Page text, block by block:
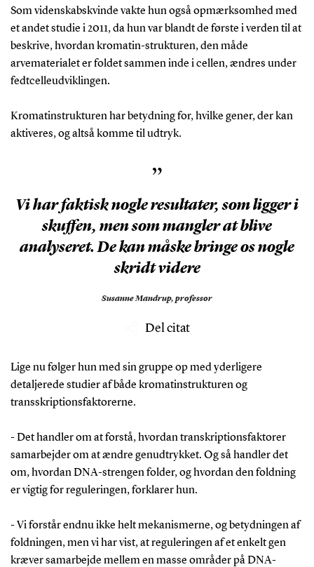
Som videnskabskvinde vakte hun også opmærksomhed med
et andet studie i 2011, da hun var blandt de første i verden til at
beskrive, hvordan kromatin-strukturen, den måde
arvematerialet er foldet sammen inde i cellen, ændres under
fedtcelleudviklingen.
Kromatinstrukturen har betydning for, hvilke gener, der kan
aktiveres, og altså komme til udtryk.
”
Vi har faktisk nogle resultater, som ligger i
skuffen, men som mangler at blive
analyseret. De kan måske bringe os nogle
skridt videre
Susanne Mandrup, professor
Del citat
Lige nu følger hun med sin gruppe op med yderligere
detaljerede studier af både kromatinstrukturen og
transskriptionsfaktorerne.
- Det handler om at forstå, hvordan transkriptionsfaktorer
samarbejder om at ændre genudtrykket. Og så handler det
om, hvordan DNA-strengen folder, og hvordan den foldning
er vigtig for reguleringen, forklarer hun.
- Vi forstår endnu ikke helt mekanismerne, og betydningen af
foldningen, men vi har vist, at reguleringen af et enkelt gen
kræver samarbejde mellem en masse områder på DNA-